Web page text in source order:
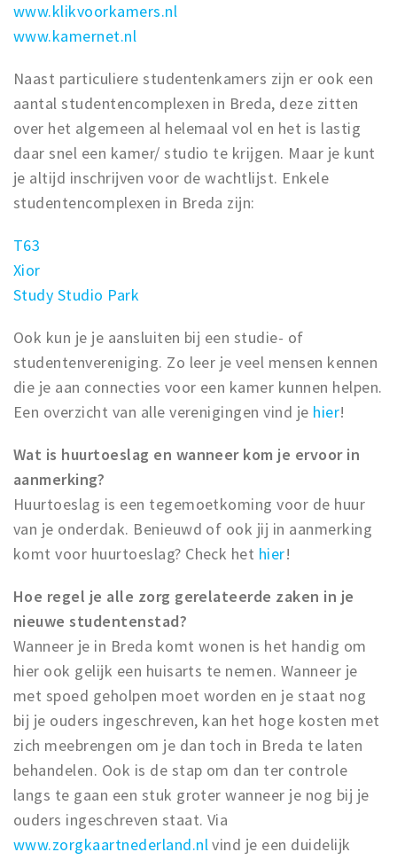
Agenda
Musea, theaters & podia
Uitjes & activiteiten
Studentenroutes
Natuurgebieden
Party pics
Drinken
Slapen
Recreatief
Winkels
Winkelgebieden
Deals
Parkeren
Inloggen
www.klikvoorkamers.nl
www.kamernet.nl
Naast particuliere studentenkamers zijn er ook een
aantal studentencomplexen in Breda, deze zitten
over het algemeen al helemaal vol en het is lastig
daar snel een kamer/ studio te krijgen. Maar je kunt
je altijd inschrijven voor de wachtlijst. Enkele
studentencomplexen in Breda zijn:
T63
Xior
Study Studio Park
Ook kun je je aansluiten bij een studie- of
studentenvereniging. Zo leer je veel mensen kennen
die je aan connecties voor een kamer kunnen helpen.
Een overzicht van alle verenigingen vind je hier!
Wat is huurtoeslag en wanneer kom je ervoor in
aanmerking?
Huurtoeslag is een tegemoetkoming voor de huur
van je onderdak. Benieuwd of ook jij in aanmerking
komt voor huurtoeslag? Check het hier!
Hoe regel je alle zorg gerelateerde zaken in je
nieuwe studentenstad?
Wanneer je in Breda komt wonen is het handig om
hier ook gelijk een huisarts te nemen. Wanneer je
met spoed geholpen moet worden en je staat nog
bij je ouders ingeschreven, kan het hoge kosten met
zich meebrengen om je dan toch in Breda te laten
behandelen. Ook is de stap om dan ter controle
langs te gaan een stuk groter wanneer je nog bij je
ouders ingeschreven staat. Via
www.zorgkaartnederland.nlvind je een duidelijk